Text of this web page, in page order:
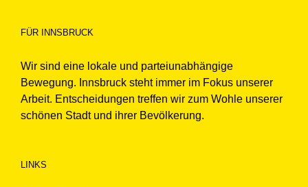
FÜR INNSBRUCK
Wir sind eine lokale und parteiunabhängige
Bewegung. Innsbruck steht immer im Fokus unserer
Arbeit. Entscheidungen treffen wir zum Wohle unserer
schönen Stadt und ihrer Bevölkerung.
LINKS